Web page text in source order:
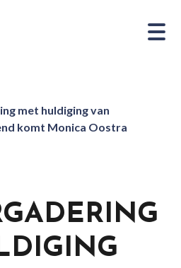
met huldiging van
komt Monica Oostra